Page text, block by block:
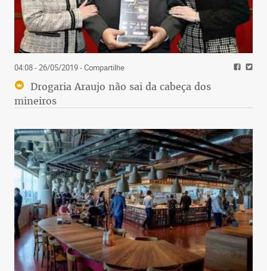
04:08 - 26/05/2019- Compartilhe
Drogaria Araujo não sai da cabeça dos
mineiros